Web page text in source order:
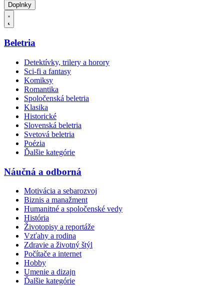
Doplnky
Beletria
Detektívky, trilery a horory
Sci-fi a fantasy
Komiksy
Romantika
Spoločenská beletria
Klasika
Historické
Slovenská beletria
Svetová beletria
Poézia
Ďalšie kategórie
Náučná a odborná
Motivácia a sebarozvoj
Biznis a manažment
Humanitné a spoločenské vedy
História
Životopisy a reportáže
Vzťahy a rodina
Zdravie a životný štýl
Počítače a internet
Hobby
Umenie a dizajn
Ďalšie kategórie